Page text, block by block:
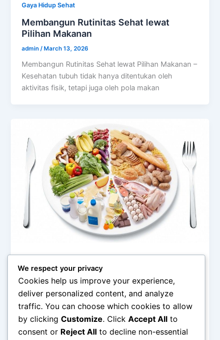
Gaya Hidup Sehat
Membangun Rutinitas Sehat lewat
Pilihan Makanan
admin /March 13, 2026
Membangun Rutinitas Sehat lewat Pilihan Makanan –
Kesehatan tubuh tidak hanya ditentukan oleh
aktivitas fisik, tetapi juga oleh pola makan
Pola Makan Bergizi sebagai Fondasi
Gaya Hidup Sehat
admin March 6, 2026
Pola Makan Bergizi sebagai Fondasi Gaya Hidup
Sehat – Pola makan bergizi merupakan salah satu
We respect your privacy
Cookies help us improve your experience,
deliver personalized content, and analyze
traffic. You can choose which cookies to allow
by clicking Customize. Click Accept All to
consent or Reject All to decline non-essential